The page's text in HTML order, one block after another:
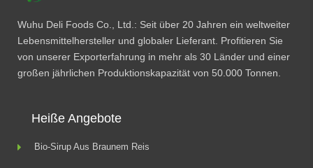
Wuhu Deli Foods Co., Ltd.: Seit über 20 Jahren ein weltweiter
Lebensmittelhersteller und globaler Lieferant. Profitieren Sie
von unserer Exporterfahrung in mehr als 30 Länder und einer
großen jährlichen Produktionskapazität von 50.000 Tonnen.
Heiße Angebote
Bio-Sirup Aus Braunem Reis